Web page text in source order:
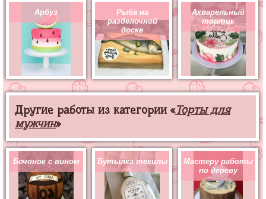
Арбуз
Рыба на
разделочной
доске
Акварельный
тортик
Другие работы из категории «Торты для
мужчин»
Бочонок с вином Бутылка текилы
Мастеру работы
по дереву